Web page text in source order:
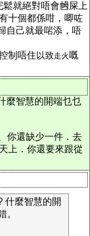
就絕對唔會乸屎上
十個都係咁，唧咗
自己就最啱添，唔
制唔住以致走火 嘅
麼智慧的開端乜乜
你還缺少一件．去
上．你還要來跟從
什麼智慧的開
。